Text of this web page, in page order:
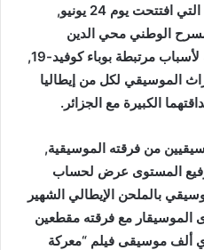
وأثناء الطبعة ال21 لهذا المهرجان التي افتتحت يوم 24 يونيو,
الوطني محي الدين
بشطرزي التي كانت نصف ممتلئة لأسباب مرتبطة بوباء كوفيد-19,
الموسيقي لكل من إيطاليا
الكبيرة مع الجزائر.
من فرقته الموسيقية,
رفيع المستوى عرض لحساب
بالملحن الإيطالي الشهير
(1919-2020), أدى الموسيقار مع فرقته مقطعين
ألف موسيقى فيلم “معركة